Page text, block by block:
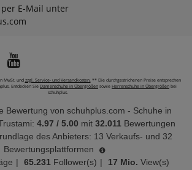
E-Mail unter
MwSt. und zzgl. Service- und Versandkosten.** Die durchgestrichenen Preise entsprechen
Entdecken Sie Damenschuhe in Übergrößen sowie Herrenschuhe in Übergrößen bei
schuhplus.
Bewertung von schuhplus.com - Schuhe in
4.97 / 5.00 mit 32.011 Bewertungen
des Anbieters: 13 Verkaufs- und 32
Bewertungsplattformen
| 65.231 Follower(s) | 17 Mio. View(s)